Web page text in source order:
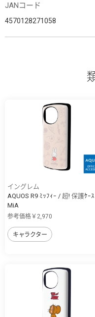
JANコード
4570128271058
イングレム
AQUOS R9 ﾐｯﾌｨｰ / 超! 保護ｹｰｽ
MiA
参考価格￥2,970
キャラクター